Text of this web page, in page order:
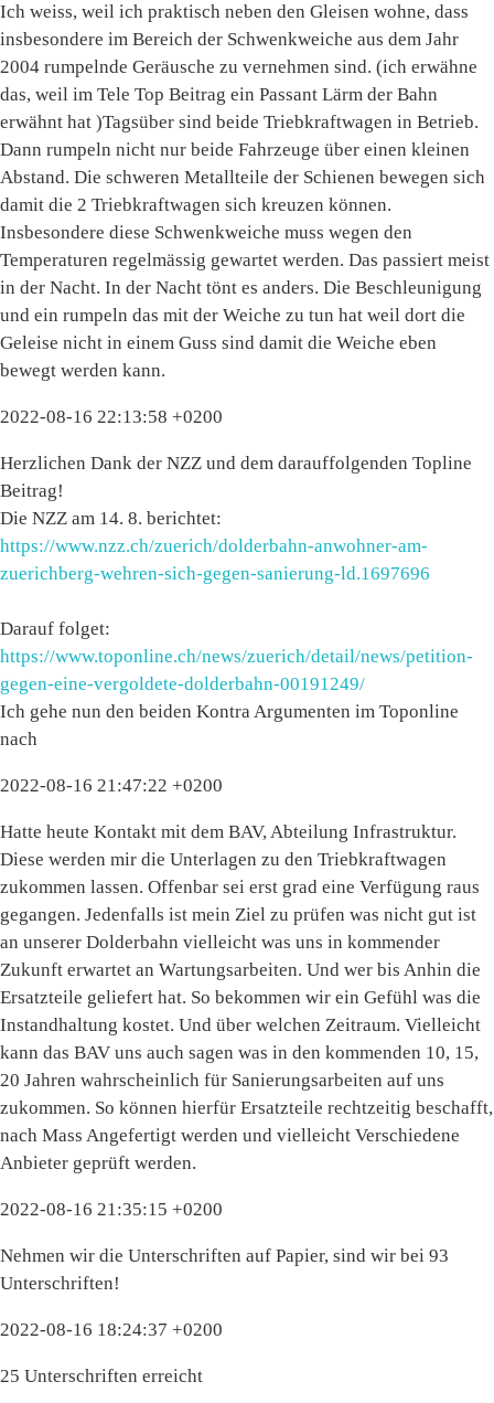
Ich weiss, weil ich praktisch neben den Gleisen wohne, dass
insbesondere im Bereich der Schwenkweiche aus dem Jahr
2004 rumpelnde Geräusche zu vernehmen sind. (ich erwähne
das, weil im Tele Top Beitrag ein Passant Lärm der Bahn
erwähnt hat )Tagsüber sind beide Triebkraftwagen in Betrieb.
Dann rumpeln nicht nur beide Fahrzeuge über einen kleinen
Abstand. Die schweren Metallteile der Schienen bewegen sich
damit die 2 Triebkraftwagen sich kreuzen können.
Insbesondere diese Schwenkweiche muss wegen den
Temperaturen regelmässig gewartet werden. Das passiert meist
in der Nacht. In der Nacht tönt es anders. Die Beschleunigung
und ein rumpeln das mit der Weiche zu tun hat weil dort die
Geleise nicht in einem Guss sind damit die Weiche eben
bewegt werden kann.
2022-08-16 22:13:58 +0200
Herzlichen Dank der NZZ und dem darauffolgenden Topline
Beitrag!
Die NZZ am 14. 8. berichtet:
https://www.nzz.ch/zuerich/dolderbahn-anwohner-am-
zuerichberg-wehren-sich-gegen-sanierung-ld.1697696
Darauf folget:
https://www.toponline.ch/news/zuerich/detail/news/petition-
gegen-eine-vergoldete-dolderbahn-00191249/
Ich gehe nun den beiden Kontra Argumenten im Toponline
nach
2022-08-16 21:47:22 +0200
Hatte heute Kontakt mit dem BAV, Abteilung Infrastruktur.
Diese werden mir die Unterlagen zu den Triebkraftwagen
zukommen lassen. Offenbar sei erst grad eine Verfügung raus
gegangen. Jedenfalls ist mein Ziel zu prüfen was nicht gut ist
an unserer Dolderbahn vielleicht was uns in kommender
Zukunft erwartet an Wartungsarbeiten. Und wer bis Anhin die
Ersatzteile geliefert hat. So bekommen wir ein Gefühl was die
Instandhaltung kostet. Und über welchen Zeitraum. Vielleicht
kann das BAV uns auch sagen was in den kommenden 10, 15,
20 Jahren wahrscheinlich für Sanierungsarbeiten auf uns
zukommen. So können hierfür Ersatzteile rechtzeitig beschafft,
nach Mass Angefertigt werden und vielleicht Verschiedene
Anbieter geprüft werden.
2022-08-16 21:35:15 +0200
Nehmen wir die Unterschriften auf Papier, sind wir bei 93
Unterschriften!
2022-08-16 18:24:37 +0200
25 Unterschriften erreicht